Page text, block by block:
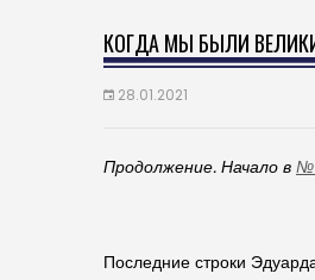
КОГДА МЫ БЫЛИ
28.01.2021
Продолжение. Начало в №
Последние строки